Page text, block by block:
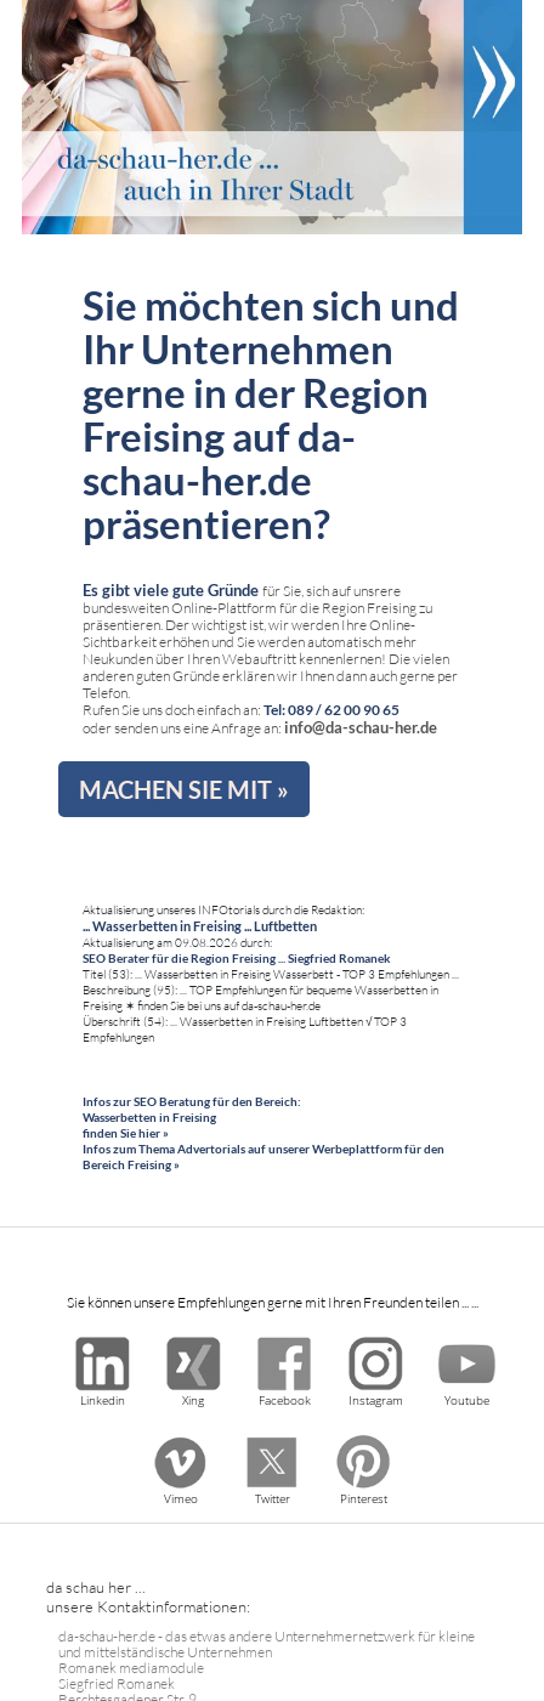
Sie möchten sich und
Ihr Unternehmen
gerne in der Region
Freising auf da-
schau-her.de
präsentieren?
Es gibt viele gute Gründe für Sie, sich auf unsrere
bundesweiten Online-Plattform für die Region Freising zu
präsentieren. Der wichtigst ist, wir werden Ihre Online-
Sichtbarkeit erhöhen und Sie werden automatisch mehr
Neukunden über Ihren Webauftritt kennenlernen! Die vielen
anderen guten Gründe erklären wir Ihnen dann auch gerne per
Telefon.
Rufen Sie uns doch einfach an: Tel: 089 / 62 00 90 65
oder senden uns eine Anfrage an: info@da-schau-her.de
MACHEN SIE MIT »
Aktualisierung unseres INFOtorials durch die Redaktion:
... Wasserbetten in Freising ... Luftbetten
Aktualisierung am 09.08.2026 durch:
SEO Berater für die Region Freising ... Siegfried Romanek
Titel (53): ... Wasserbetten in Freising Wasserbett - TOP 3 Empfehlungen ...
Beschreibung (95): ... TOP Empfehlungen für bequeme Wasserbetten in
Freising ✶ finden Sie bei uns auf da-schau-her.de
Überschrift (54): ... Wasserbetten in Freising Luftbetten √ TOP 3
Empfehlungen
Infos zur SEO Beratung für den Bereich:
Wasserbetten in Freising
finden Sie hier »
Infos zum Thema Advertorials auf unserer Werbeplattform für den
Bereich Freising »
Sie können unsere Empfehlungen gerne mit Ihren Freunden teilen ... ...
Linkedin Xing Facebook Instagram Youtube
Vimeo Twitter Pinterest
da schau her ...
unsere Kontaktinformationen:
da-schau-her.de - das etwas andere Unternehmernetzwerk für kleine
und mittelständische Unternehmen
Romanek mediamodule
Siegfried Romanek